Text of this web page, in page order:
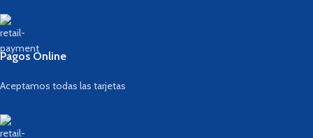
Pagos Online
Aceptamos todas las tarjetas